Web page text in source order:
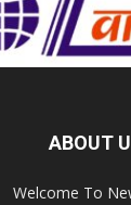
ABOUT
Welcome To